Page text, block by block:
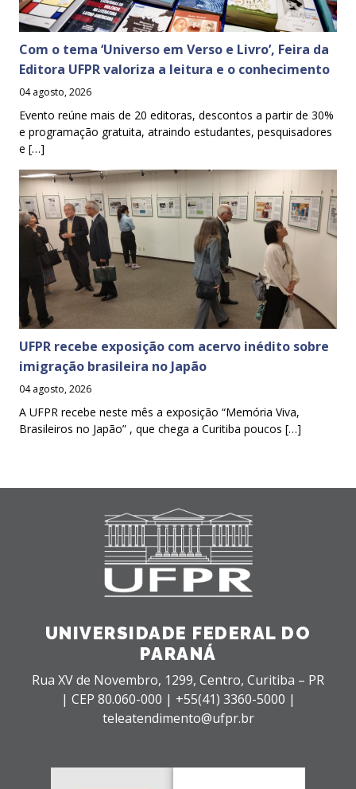
Com o tema ‘Universo em Verso e Livro’, Feira da
Editora UFPR valoriza a leitura e o conhecimento
04 agosto, 2026
Evento reúne mais de 20 editoras, descontos a partir de 30%
e programação gratuita, atraindo estudantes, pesquisadores
e […]
UFPR recebe exposição com acervo inédito sobre
imigração brasileira no Japão
04 agosto, 2026
A UFPR recebe neste mês a exposição “Memória Viva,
Brasileiros no Japão” , que chega a Curitiba poucos […]
UNIVERSIDADE FEDERAL DO
PARANÁ
Rua XV de Novembro, 1299, Centro, Curitiba – PR
| CEP 80.060-000 | +55(41) 3360-5000 |
teleatendimento@ufpr.br